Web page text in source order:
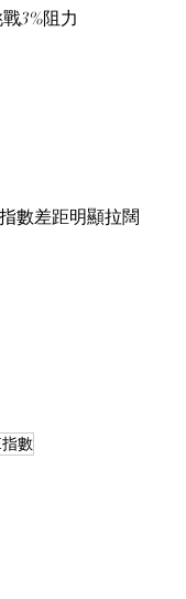
3%阻力
數差距明顯拉闊
數